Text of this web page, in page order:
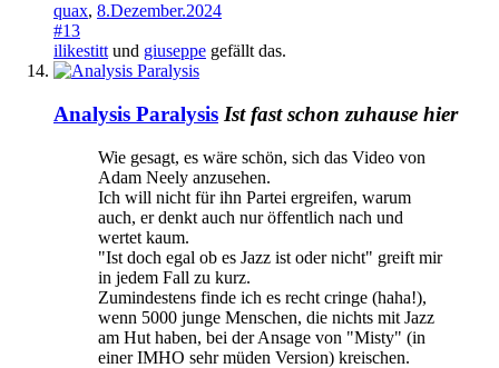
quax, 8.Dezember.2024
#13
ilikestitt und giuseppe gefällt das.
Analysis Paralysis Ist fast schon zuhause hier
Wie gesagt, es wäre schön, sich das Video von
Adam Neely anzusehen.
Ich will nicht für ihn Partei ergreifen, warum
auch, er denkt auch nur öffentlich nach und
wertet kaum.
"Ist doch egal ob es Jazz ist oder nicht" greift mir
in jedem Fall zu kurz.
Zumindestens finde ich es recht cringe (haha!),
wenn 5000 junge Menschen, die nichts mit Jazz
am Hut haben, bei der Ansage von "Misty" (in
einer IMHO sehr müden Version) kreischen.